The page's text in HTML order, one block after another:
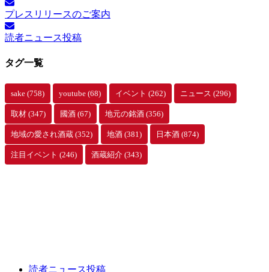
ー
カ
イ
ブ
プレスリリースのご案内
読者ニュース投稿
タグ一覧
sake (758) youtube (68) イベント (262) ニュース (296)
取材 (347) 國酒 (67) 地元の銘酒 (356)
地域の愛され酒蔵 (352) 地酒 (381) 日本酒 (874)
注目イベント (246) 酒蔵紹介 (343)
読者ニュース投稿